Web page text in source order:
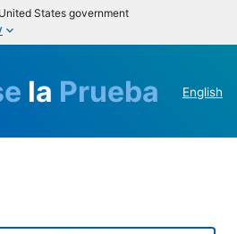
States government
la Prueba English